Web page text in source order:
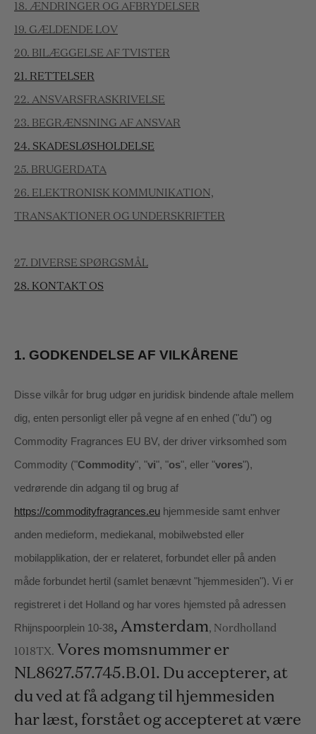
18. ÆNDRINGER OG AFBRYDELSER
19. GÆLDENDE LOV
20. BILÆGGELSE AF TVISTER
21. RETTELSER
22. ANSVARSFRASKRIVELSE
23. BEGRÆNSNING AF ANSVAR
24. SKADESLØSHOLDELSE
25. BRUGERDATA
26. ELEKTRONISK KOMMUNIKATION,
TRANSAKTIONER OG UNDERSKRIFTER
27. DIVERSE SPØRGSMÅL
28. KONTAKT OS
1. GODKENDELSE AF VILKÅRENE
Disse vilkår for brug udgør en juridisk bindende aftale mellem
dig, enten personligt eller på vegne af en enhed ("du") og
Commodity Fragrances EU BV, der driver virksomhed som
Commodity ("Commodity", "vi", "os", eller "vores"),
vedrørende din adgang til og brug af
https://commodityfragrances.eu hjemmeside samt enhver
anden medieform, mediekanal, mobilwebsted eller
mobilapplikation, der er relateret, forbundet eller på anden
måde forbundet hertil (samlet benævnt "hjemmesiden"). Vi er
registreret i det Holland og har vores hjemsted på adressen
Rhijnspoorplein 10-38, Amsterdam, Nordholland
1018TX. Vores momsnummer er
NL8627.57.745.B.01. Du accepterer, at
du ved at få adgang til hjemmesiden
har læst, forstået og accepteret at være